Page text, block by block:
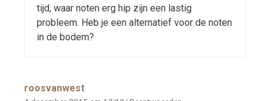
tijd, waar noten erg hip zijn een lastig
probleem. Heb je een alternatief voor de noten
in de bodem?
roosvanwest